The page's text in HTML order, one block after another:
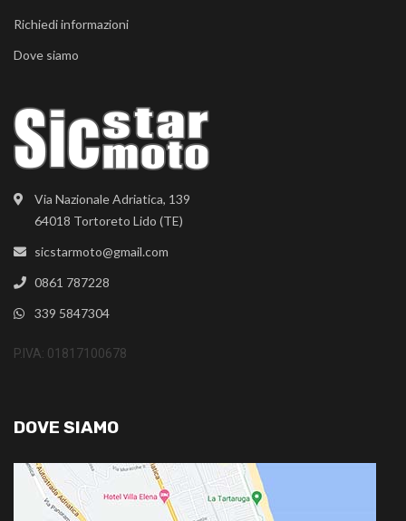
Via Nazionale Adriatica, 139
64018 Tortoreto Lido (TE)
sicstarmoto@gmail.com
0861 787228
339 5847304
P.IVA: 01817100678
Richiedi informazioni
Dove siamo
DOVE SIAMO